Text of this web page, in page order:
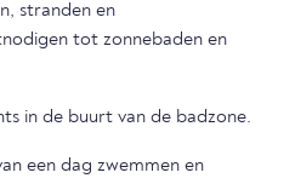
stranden en
tot zonnebaden en
in de buurt van de badzone.
een dag zwemmen en